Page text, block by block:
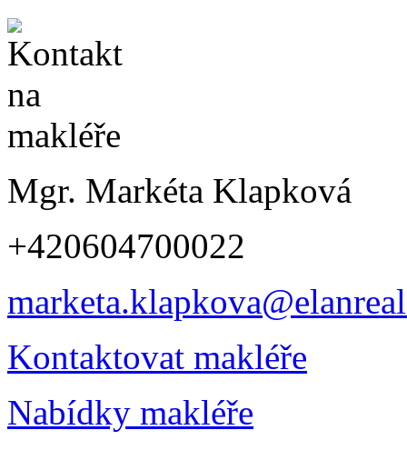
Mgr. Markéta Klapková
+420604700022
Kontaktovat makléře
Nabídky makléře